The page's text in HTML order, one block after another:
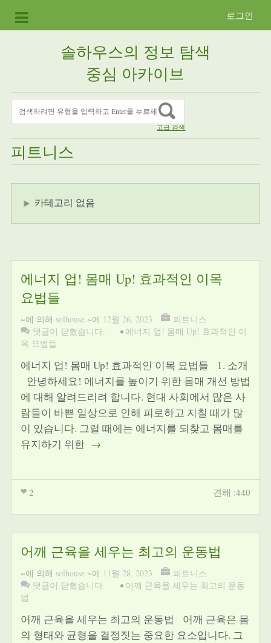
로그인
솔하우스의 정보 탐색
중심 아카이브
고급 검색
피트니스
카테고리 없음
에너지 업! 몸매 Up! 효과적인 이목
요법들
~에 의해 solhouse ~에 12월 26, 2023
피트니스
댓글이 닫혔습니다.
• 에너지 업! 몸매 Up! 효과적인 이
목 요법들
에너지 업! 몸매 Up! 효과적인 이목 요법들 1. 소개
안녕하세요! 에너지를 높이기 위한 몸매 개선 방법
에 대해 알려드리려 합니다. 현대 사회에서 많은 사
람들이 바쁜 일상으로 인해 피로하고 지칠 때가 많
이 있습니다. 그럴 때에는 에너지를 되찾고 몸매를
유지하기 위한 →
2 견해 :440
어깨 근육을 세우는 최고의 운동법
~에 의해 solhouse ~에 11월 28, 2023
피트니스
댓글이 닫혔습니다.
• 어깨 근육을 세우는 최고의 운동
법
어깨 근육을 세우는 최고의 운동법 어깨 근육은 몸
의 형태와 균형을 결정짓는 중요한 요소입니다. 그